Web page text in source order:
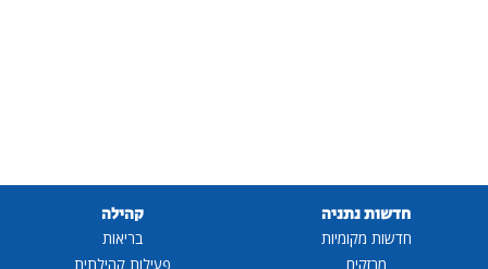
חדשות נתניה
חדשות מקומיות
מבזקים
קהילה
בריאות
פעילות קהילתית